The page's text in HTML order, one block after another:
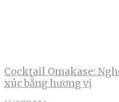
Cocktail Omakase:
xúc bằng hương vị